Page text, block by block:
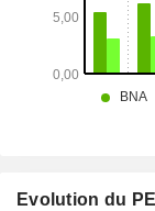
Evolution du